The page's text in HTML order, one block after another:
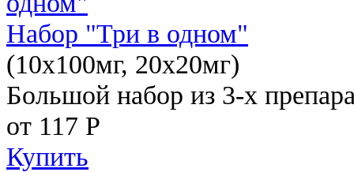
Набор "Три в одном"
(10x100мг, 20x20мг)
Большой набор из 3-х
от 117 Р
Купить